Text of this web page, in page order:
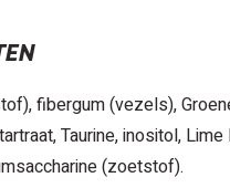
fibergum (vezels),
Taurine, inositol,
(zoetstof).